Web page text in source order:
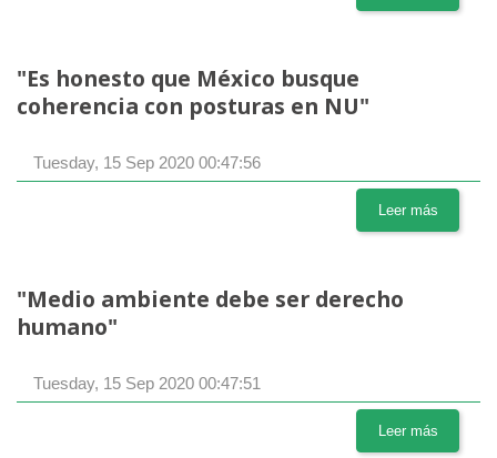
"Es honesto que México busque
coherencia con posturas en NU"
Tuesday, 15 Sep 2020 00:47:56
Leer más
"Medio ambiente debe ser derecho
humano"
Tuesday, 15 Sep 2020 00:47:51
Leer más